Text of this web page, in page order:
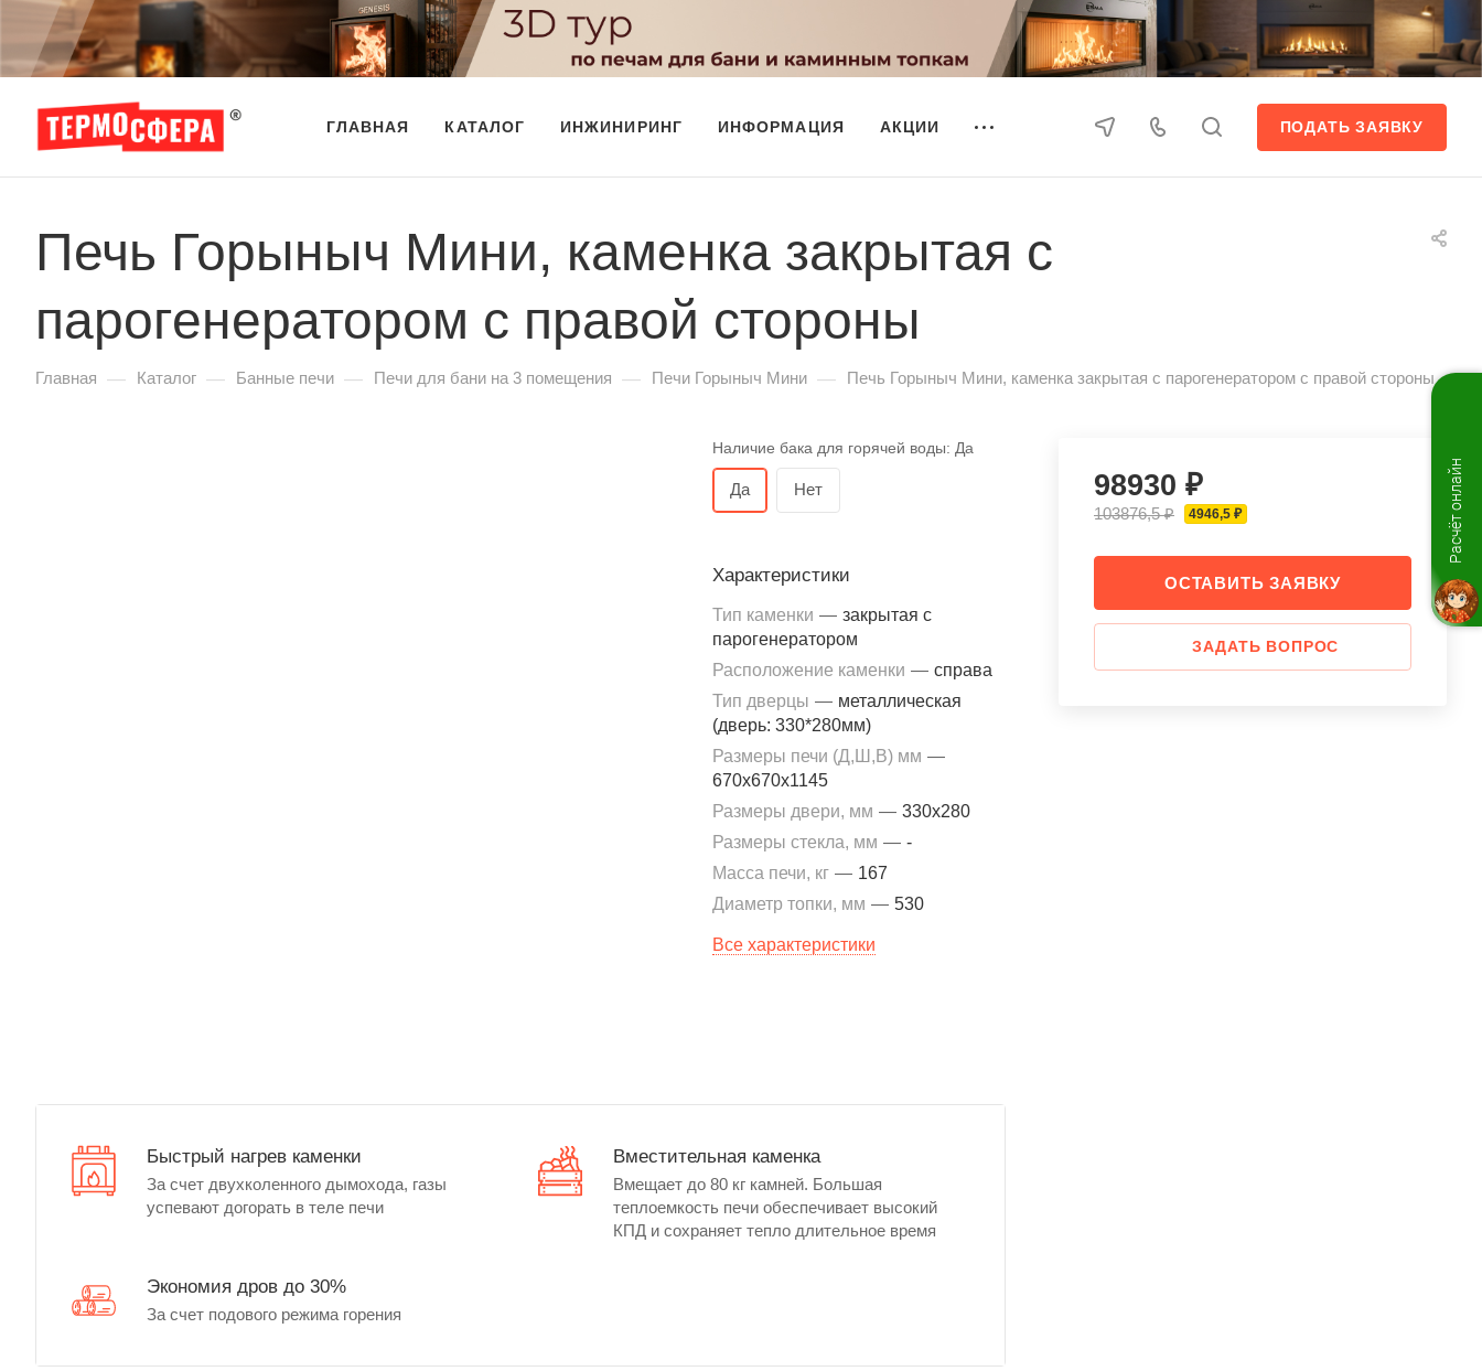
ГЛАВНАЯ КАТАЛОГ ИНЖИНИРИНГ ИНФОРМАЦИЯ АКЦИИ ПОДАТЬ ЗАЯВКУ
Печь Горыныч Мини, каменка закрытая с
парогенератором с правой стороны
Главная — Каталог — Банные печи — Печи для бани на 3 помещения — Печи Горыныч Мини — Печь Горыныч Мини, каменка закрытая с парогенератором с правой стороны
98930 ₽
103876,5 ₽ 4946,5 ₽
ОСТАВИТЬ ЗАЯВКУ
ЗАДАТЬ ВОПРОС
Наличие бака для горячей воды: Да
Да Нет
Характеристики
Тип каменки — закрытая с
парогенератором
Расположение каменки — справа
Тип дверцы — металлическая
(дверь: 330*280мм)
Размеры печи (Д,Ш,В) мм —
670x670x1145
Размеры двери, мм — 330x280
Размеры стекла, мм — -
Масса печи, кг — 167
Диаметр топки, мм — 530
Все характеристики
Быстрый нагрев каменки
За счет двухколенного дымохода, газы
успевают догорать в теле печи
Вместительная каменка
Вмещает до 80 кг камней. Большая
теплоемкость печи обеспечивает высокий
КПД и сохраняет тепло длительное время
Экономия дров до 30%
За счет подового режима горения
Расчёт онлайн